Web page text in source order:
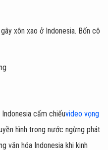
xôn xao ở Indonesia. Bốn cô
cấm chiếuvideo vọng
hình trong nước ngừng phát
văn hóa Indonesia khi kinh